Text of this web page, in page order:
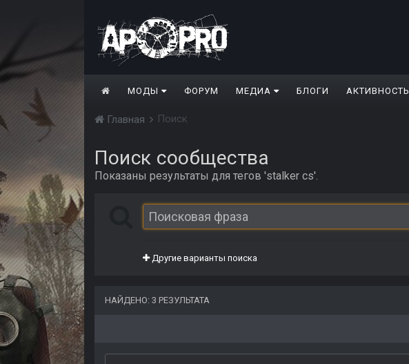
МОДЫ ФОРУМ МЕДИА БЛОГИ АКТИВНОСТЬ
Главная Поиск
Поиск сообщества
Показаны результаты для тегов 'stalker cs'.
Другие варианты поиска
НАЙДЕНО: 3 РЕЗУЛЬТАТА